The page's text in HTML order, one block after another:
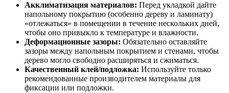
Акклиматизация материалов: Перед укладкой дайте
напольному покрытию (особенно дереву и ламинату)
«отлежаться» в помещении в течение нескольких дней,
чтобы оно привыкло к температуре и влажности.
Деформационные зазоры: Обязательно оставляйте
зазоры между напольным покрытием и стенами, чтобы
дерево могло свободно расширяться и сжиматься.
Качественный клей/подложка: Используйте только
рекомендованные производителем материалы для
фиксации или подложки.